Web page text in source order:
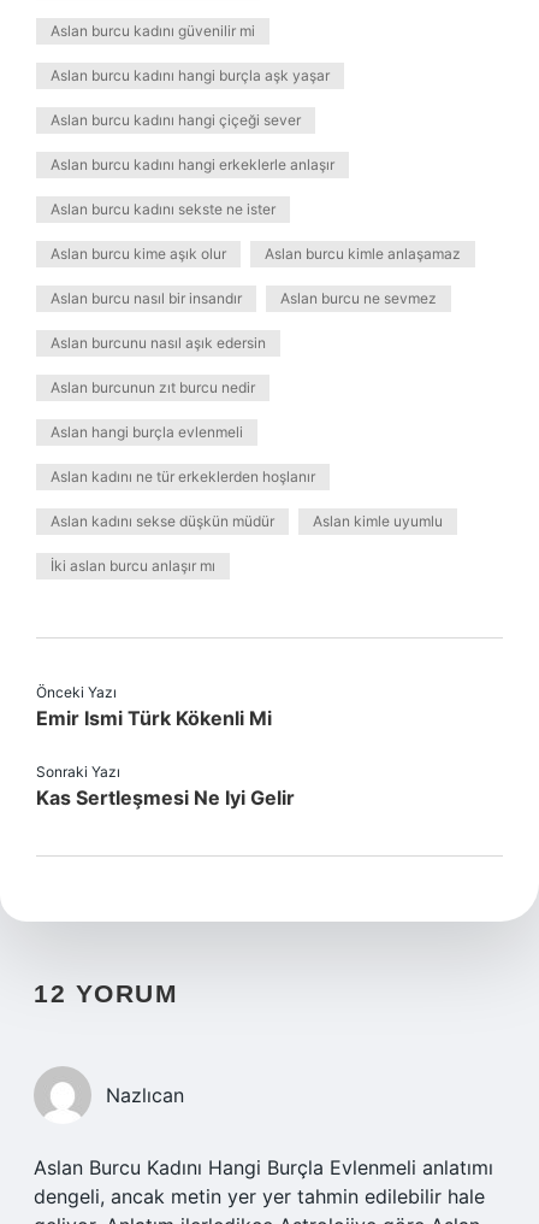
Aslan burcu kadını güvenilir mi
Aslan burcu kadını hangi burçla aşk yaşar
Aslan burcu kadını hangi çiçeği sever
Aslan burcu kadını hangi erkeklerle anlaşır
Aslan burcu kadını sekste ne ister
Aslan burcu kime aşık olur Aslan burcu kimle anlaşamaz
Aslan burcu nasıl bir insandır Aslan burcu ne sevmez
Aslan burcunu nasıl aşık edersin
Aslan burcunun zıt burcu nedir
Aslan hangi burçla evlenmeli
Aslan kadını ne tür erkeklerden hoşlanır
Aslan kadını sekse düşkün müdür Aslan kimle uyumlu
İki aslan burcu anlaşır mı
Önceki Yazı
Emir Ismi Türk Kökenli Mi
Sonraki Yazı
Kas Sertleşmesi Ne Iyi Gelir
12 YORUM
Nazlıcan
Aslan Burcu Kadını Hangi Burçla Evlenmeli anlatımı
dengeli, ancak metin yer yer tahmin edilebilir hale